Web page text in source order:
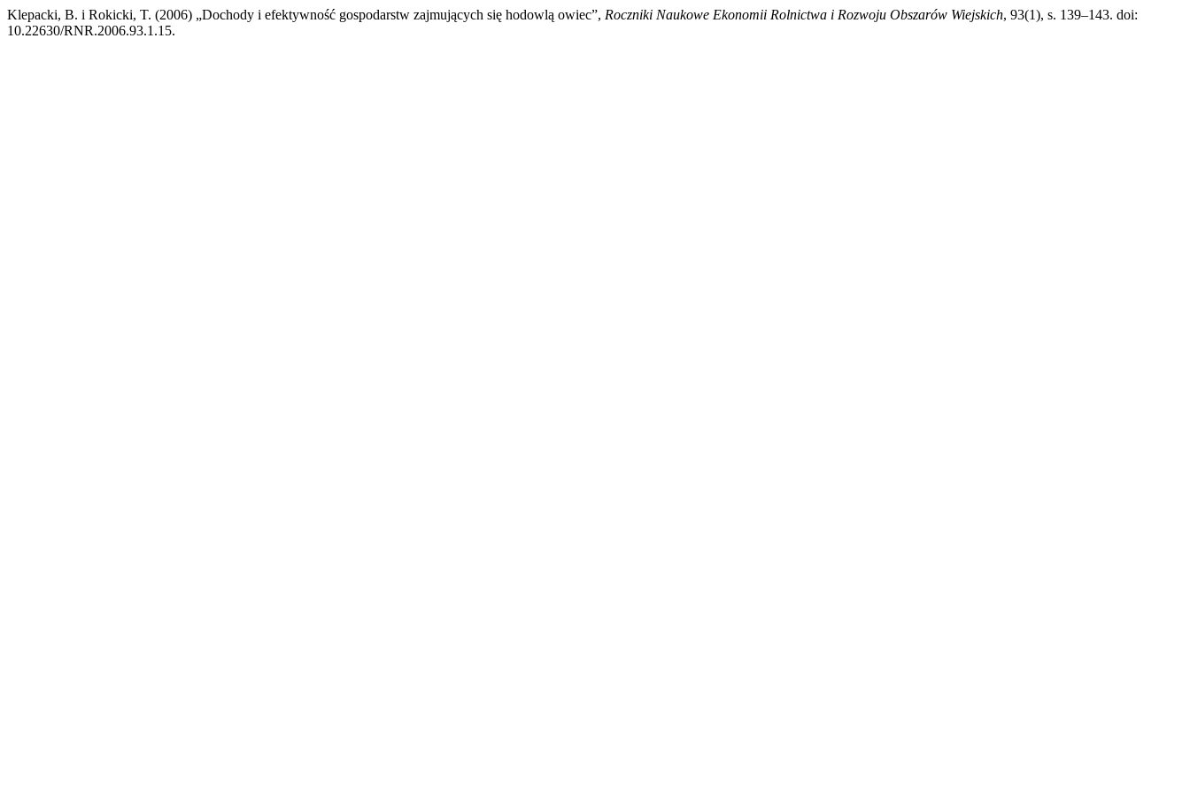
Klepacki, B. i Rokicki, T. (2006) „Dochody i efektywność gospodarstw zajmujących się hodowlą owiec”, Roczniki Naukowe Ekonomii Rolnictwa i Rozwoju Obszarów Wiejskich, 93(1), s. 139–143. doi:
10.22630/RNR.2006.93.1.15.